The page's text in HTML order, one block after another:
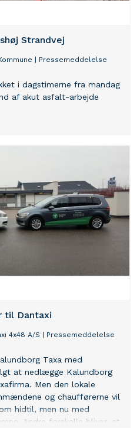
Strandvej
Pressemeddelelse
i dagstimerne fra mandag
af akut asfalt-arbejde
til Dantaxi
4x48 A/S Pressemeddelelse
Taxa med
at nedlægge Kalundborg
Men den lokale
og chaufførerne vil
hidtil, men nu med
Andre forskelle bliver, at